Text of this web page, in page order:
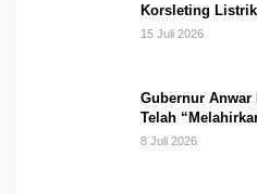
Korsleting Listrik
15 Juli 2026
Gubernur Anwar
Telah
8 Juli 2026